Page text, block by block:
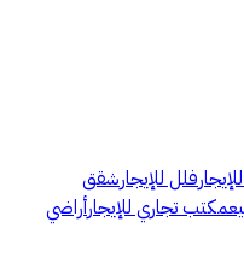
فلل للإيجارشقق
مكتب تجاري للإيجارأراضي